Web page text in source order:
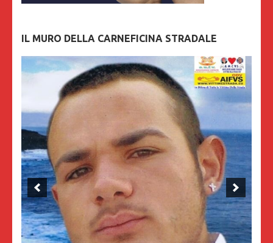
IL MURO DELLA CARNEFICINA STRADALE